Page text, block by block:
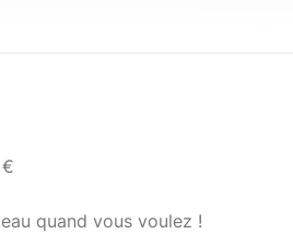
quand vous voulez !